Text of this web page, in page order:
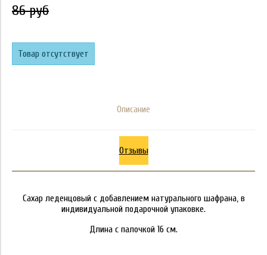
86 руб
Товар отсутствует
Описание
Отзывы
Сахар леденцовый с добавлением натурального шафрана, в
индивидуальной подарочной упаковке.
Длина с палочкой 16 см.